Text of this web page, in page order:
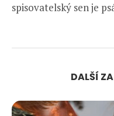
spisovatelský sen je
DALŠÍ